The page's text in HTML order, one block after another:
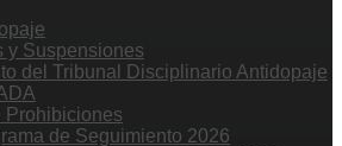
y Suspensiones
del Tribunal Disciplinario Antidopaje
Prohibiciones
de Seguimiento 2026